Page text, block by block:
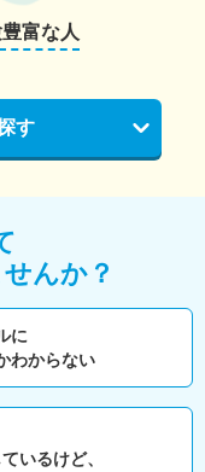
富な人
す
んか？
に
わからない
いるけど、